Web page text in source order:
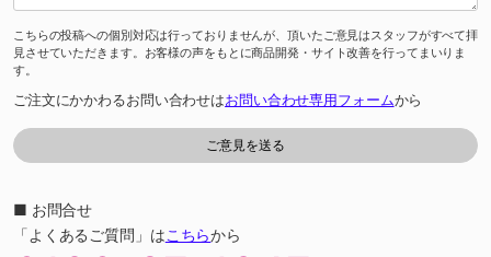
こちらの投稿への個別対応は行っておりませんが、頂いたご意見はスタッフがすべて拝
見させていただきます。お客様の声をもとに商品開発・サイト改善を行ってまいりま
す。
ご注文にかかわるお問い合わせはお問い合わせ専用フォームから
■ お問合せ
「よくあるご質問」はこちらから